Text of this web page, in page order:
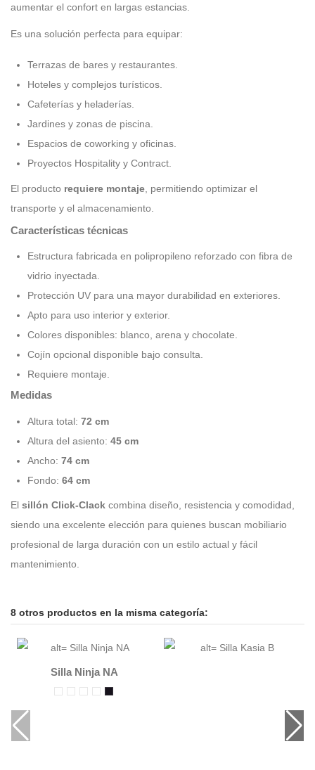
aumentar el confort en largas estancias.
Es una solución perfecta para equipar:
Terrazas de bares y restaurantes.
Hoteles y complejos turísticos.
Cafeterías y heladerías.
Jardines y zonas de piscina.
Espacios de coworking y oficinas.
Proyectos Hospitality y Contract.
El producto requiere montaje , permitiendo optimizar el
transporte y el almacenamiento.
Características técnicas
Estructura fabricada en polipropileno reforzado con fibra de
vidrio inyectada.
Protección UV para una mayor durabilidad en exteriores.
Apto para uso interior y exterior.
Colores disponibles: blanco, arena y chocolate.
Cojín opcional disponible bajo consulta.
Requiere montaje.
Medidas
Altura total: 72 cm
Altura del asiento: 45 cm
Ancho: 74 cm
Fondo: 64 cm
El sillón Click-Clack combina diseño, resistencia y comodidad,
siendo una excelente elección para quienes buscan mobiliario
profesional de larga duración con un estilo actual y fácil
mantenimiento.
8 otros productos en la misma categoría:
Silla Ninja NA